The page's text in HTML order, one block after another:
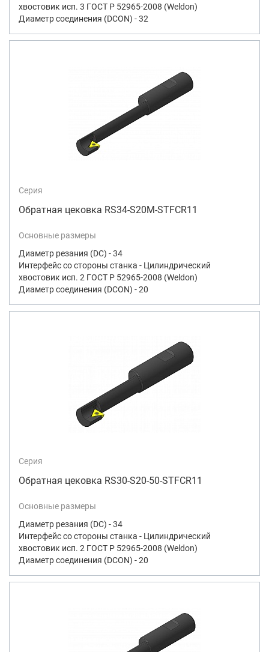
хвостовик исп. 3 ГОСТ Р 52965-2008 (Weldon)
Диаметр соединения (DCON) - 32
Серия
Обратная цековка RS34-S20M-STFCR11
Основные размеры
Диаметр резания (DC) - 34
Интерфейс со стороны станка - Цилиндрический
хвостовик исп. 2 ГОСТ Р 52965-2008 (Weldon)
Диаметр соединения (DCON) - 20
Серия
Обратная цековка RS30-S20-50-STFCR11
Основные размеры
Диаметр резания (DC) - 34
Интерфейс со стороны станка - Цилиндрический
хвостовик исп. 2 ГОСТ Р 52965-2008 (Weldon)
Диаметр соединения (DCON) - 20